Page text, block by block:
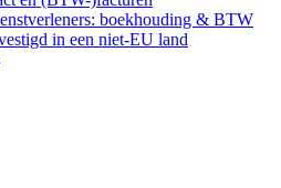
boekhouding & BTW
in een niet-EU land